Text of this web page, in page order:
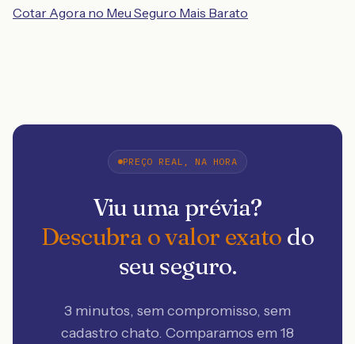
Cotar Agora no Meu Seguro Mais Barato
PREÇO REAL, NA HORA
Viu uma prévia?
Descubra o valor exato do
seu seguro.
3 minutos, sem compromisso, sem
cadastro chato. Comparamos em 18